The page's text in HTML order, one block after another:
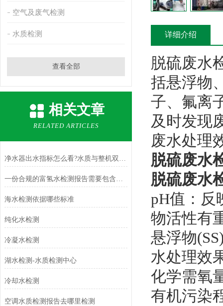
空气及废气检测
水质检测
查看全部
相关文章
RELATED ARTICLES
净水器出水指标怎么看?水质与整机双重检测科普
一份合规的富氢水检测报告需要包含哪些项目
海水检测依据哪些标准
纯化水检测
冷凝水检测
湖水检测-水质检测中心
冷却水检测
空调水质检测报告去哪里检测
详细介绍
脱硫废水
括悬浮物
子、氟离
及时发现
废水处理
脱硫废水
脱硫废水
‌pH值‌：反
物活性有
悬浮物
水处理效
化学需氧
有机污染